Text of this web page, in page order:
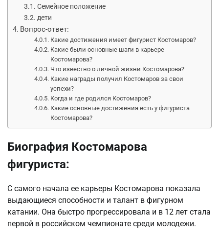
Семейное положение
дети
Вопрос-ответ:
Какие достижения имеет фигурист Костомаров?
Какие были основные шаги в карьере
Костомарова?
Что известно о личной жизни Костомарова?
Какие награды получил Костомаров за свои
успехи?
Когда и где родился Костомаров?
Какие основные достижения есть у фигуриста
Костомарова?
Биография Костомарова
фигуриста:
С самого начала ее карьеры Костомарова показала
выдающиеся способности и талант в фигурном
катании. Она быстро прогрессировала и в 12 лет стала
первой в российском чемпионате среди молодежи.